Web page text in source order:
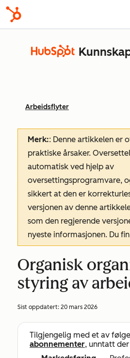
Arbeidsflyter
Merk:: Denne artikkelen er
praktiske årsaker.
automatisk ved hjelp av
oversettingsprogramvare,
sikkert at den er
versjonen av denne
som den regjerende
nyeste informasjonen. Du
Organisk
styring av
Sist oppdatert: 20 mars 2026
Tilgjengelig med et av
abonnementer, unntatt